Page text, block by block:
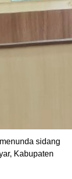
sidang
Kabupaten